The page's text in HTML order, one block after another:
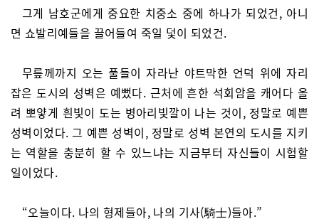
그게 남호군에게 중요한 치중소 중에 하나가 되었건, 아니
면 쇼발리예들을 끌어들여 죽일 덫이 되었건.
무릎께까지 오는 풀들이 자라난 야트막한 언덕 위에 자리
잡은 도시의 성벽은 예뻤다. 근처에 흔한 석회암을 캐어다 올
려 뽀얗게 흰빛이 도는 병아리빛깔이 나는 것이, 정말로 예쁜
성벽이었다. 그 예쁜 성벽이, 정말로 성벽 본연의 도시를 지키
는 역할을 충분히 할 수 있느냐는 지금부터 자신들이 시험할
일이었다.
“오늘이다. 나의 형제들아, 나의 기사(騎士)들아.”